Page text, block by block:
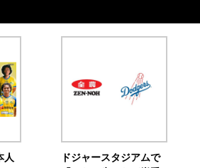
人
ドジャースタジアムで